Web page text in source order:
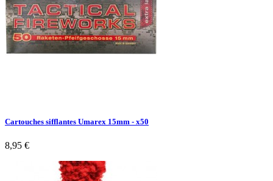
Cartouches sifflantes Umarex 15mm - x50
8,95 €